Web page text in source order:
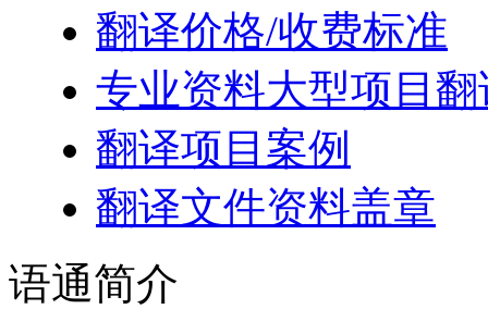
翻译价格/收费标准
专业资料大型项目翻
翻译项目案例
翻译文件资料盖章
语通简介